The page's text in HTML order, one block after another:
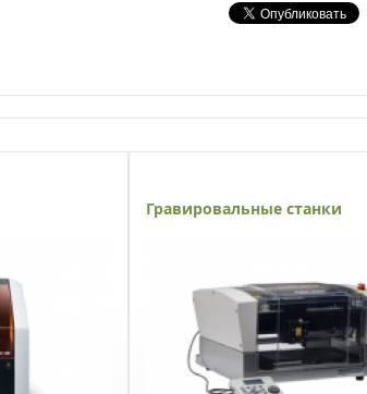
Гравировальные станки